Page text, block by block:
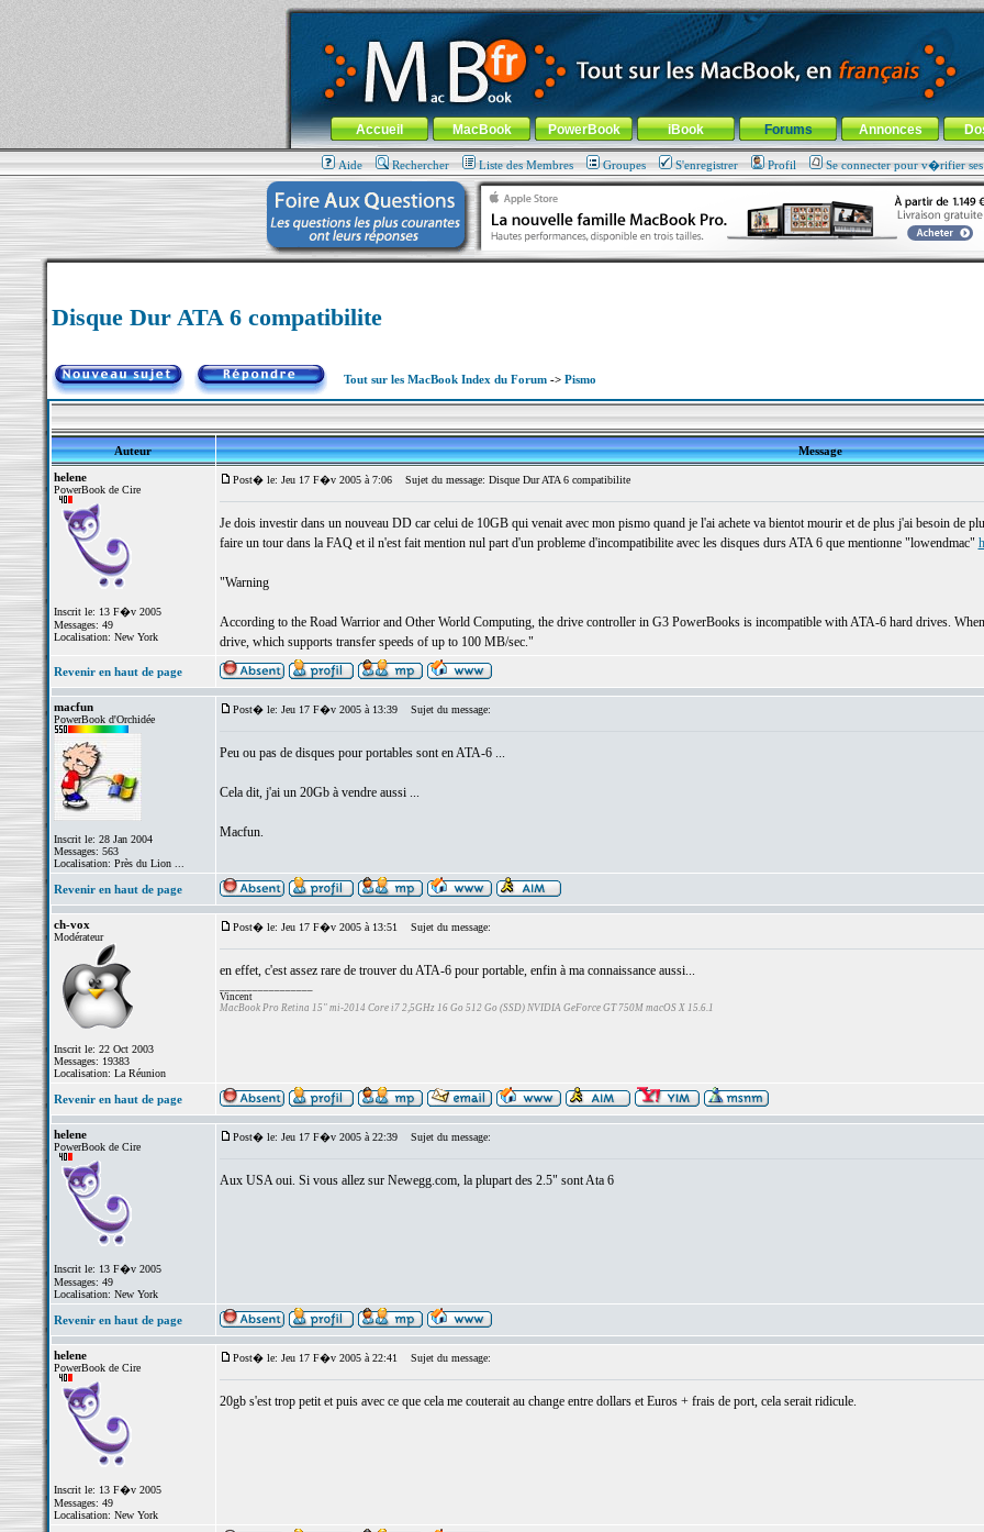
MacBook-fr.com : 100% Apple... 100% nomade !
Aller au contenu-Aller au menu général-Aller au menu de la rubrique
Menu général
Accueil MacBook PowerBook iBook Forums Annonces
Aide Rechercher Liste des Membres Groupes S'enregistrer Profil Se connecter pour v�rifier
Disque Dur ATA 6 compatibilite
Tout sur les MacBook Index du Forum-> Pismo
Auteur
Message
helene
PowerBook de Cire
Inscrit le: 13 F�v 2005
Messages: 49
Localisation: New York
Post� le: Jeu 17 F�v 2005 à 7:06 Sujet du message: Disque Dur ATA 6 compatibilite
Je dois investir dans un nouveau DD car celui de 10GB qui venait avec mon pismo quand je l'ai achete va bientot mourir et de plus j'ai besoin de
faire un tour dans la FAQ et il n'est fait mention nul part d'un probleme d'incompatibilite avec les disques durs ATA 6 que mentionne "lowendmac"
"Warning
According to the Road Warrior and Other World Computing, the drive controller in G3 PowerBooks is incompatible with ATA-6 hard drives.
drive, which supports transfer speeds of up to 100 MB/sec."
Revenir en haut de page
macfun
PowerBook d'Orchidée
Inscrit le: 28 Jan 2004
Messages: 563
Localisation: Près du Lion ...
Post� le: Jeu 17 F�v 2005 à 13:39 Sujet du message:
Peu ou pas de disques pour portables sont en ATA-6 ...
Cela dit, j'ai un 20Gb à vendre aussi ...
Macfun.
Revenir en haut de page
ch-vox
Modérateur
Inscrit le: 22 Oct 2003
Messages: 19383
Localisation: La Réunion
Post� le: Jeu 17 F�v 2005 à 13:51 Sujet du message:
en effet, c'est assez rare de trouver du ATA-6 pour portable, enfin à ma connaissance aussi...
Vincent
MacBook Pro Retina 15" mi-2014 Core i7 2,5GHz 16 Go 512 Go (SSD) NVIDIA GeForce GT 750M macOS X 15.6.1
Revenir en haut de page
helene
PowerBook de Cire
Inscrit le: 13 F�v 2005
Messages: 49
Localisation: New York
Post� le: Jeu 17 F�v 2005 à 22:39 Sujet du message:
Aux USA oui. Si vous allez sur Newegg.com, la plupart des 2.5" sont Ata 6
Revenir en haut de page
helene
PowerBook de Cire
Inscrit le: 13 F�v 2005
Messages: 49
Localisation: New York
Post� le: Jeu 17 F�v 2005 à 22:41 Sujet du message:
20gb s'est trop petit et puis avec ce que cela me couterait au change entre dollars et Euros + frais de port, cela serait ridicule.